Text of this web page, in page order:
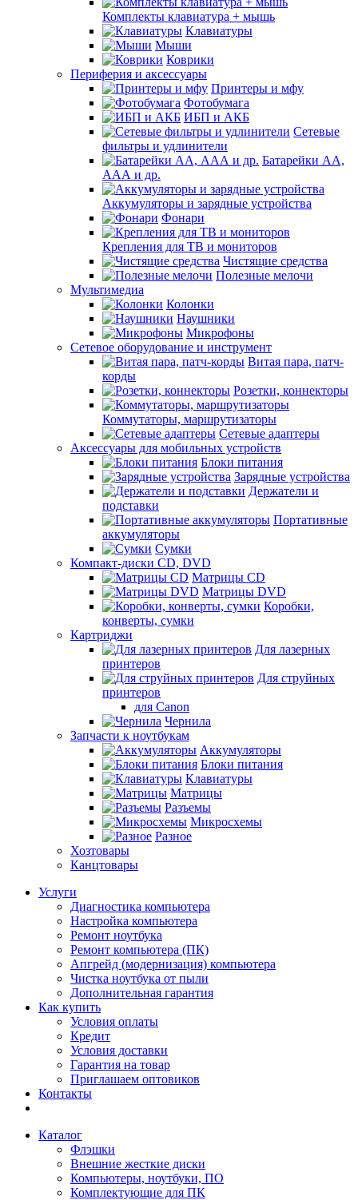
Комплекты клавиатура + мышь
Клавиатуры
Мыши
Коврики
Периферия и аксессуары
Принтеры и мфу
Фотобумага
ИБП и АКБ
Сетевые
фильтры и удлинители
Батарейки АА,
ААА и др.
Аккумуляторы и зарядные устройства
Фонари
Крепления для ТВ и мониторов
Чистящие средства
Полезные мелочи
Мультимедиа
Колонки
Наушники
Микрофоны
Сетевое оборудование и инструмент
Витая пара, патч-
корды
Розетки, коннекторы
Коммутаторы, маршрутизаторы
Сетевые адаптеры
Аксессуары для мобильных устройств
Блоки питания
Зарядные устройства
Держатели и
подставки
Портативные
аккумуляторы
Сумки
Компакт-диски CD, DVD
Матрицы CD
Матрицы DVD
Коробки,
конверты, сумки
Картриджи
Для лазерных
принтеров
Для струйных
принтеров
для Canon
Чернила
Запчасти к ноутбукам
Аккумуляторы
Блоки питания
Клавиатуры
Матрицы
Разъемы
Микросхемы
Разное
Хозтовары
Канцтовары
Услуги
Диагностика компьютера
Настройка компьютера
Ремонт ноутбука
Ремонт компьютера (ПК)
Апгрейд (модернизация) компьютера
Чистка ноутбука от пыли
Дополнительная гарантия
Как купить
Условия оплаты
Кредит
Условия доставки
Гарантия на товар
Приглашаем оптовиков
Контакты
Каталог
Флэшки
Внешние жесткие диски
Компьютеры, ноутбуки, ПО
Комплектующие для ПК